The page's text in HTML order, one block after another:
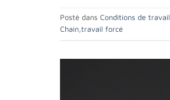
Posté dans Conditions de travail
Chain,travail forcé